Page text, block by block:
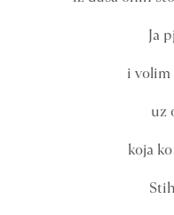
Ja
i volim
uz
koja